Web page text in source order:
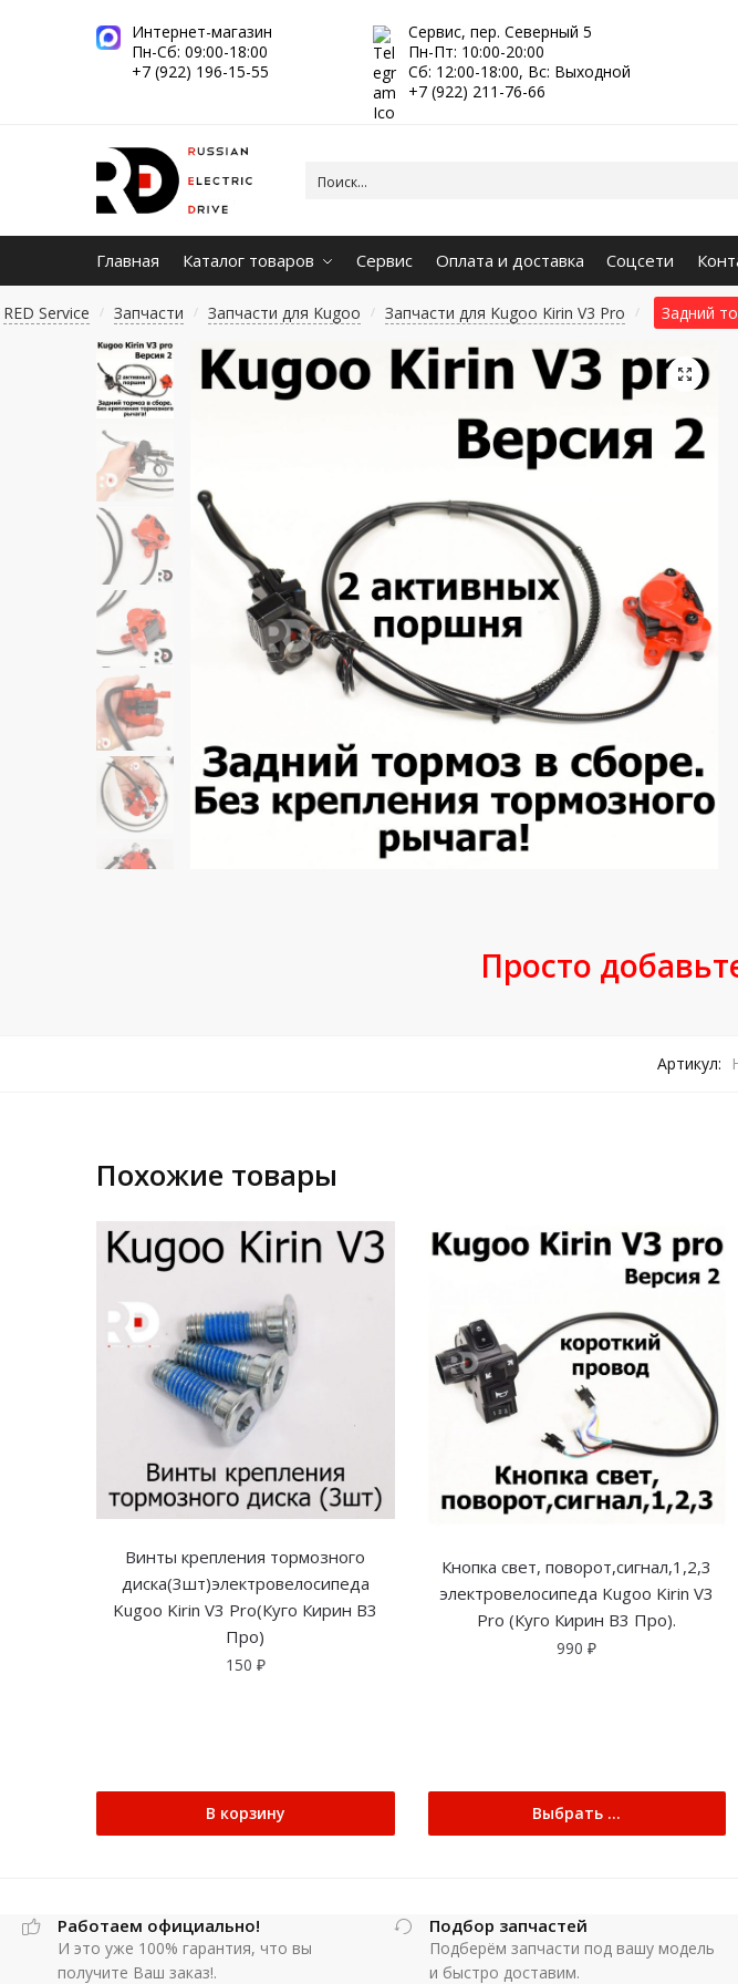
Интернет-магазин
Пн-Сб: 09:00-18:00
+7 (922) 196-15-55
Сервис, пер. Северный 5
Пн-Пт: 10:00-20:00
Сб: 12:00-18:00, Вс: Выходной
+7 (922) 211-76-66
Главная Каталог товаров Сервис Оплата и доставка Соцсети
RED Service / Запчасти / Запчасти для Kugoo / Запчасти для Kugoo Kirin V3 Pro / Задний
🔍
Просто
Артикул:
Похожие товары
Винты крепления тормозного
диска(3шт)электровелосипеда
Kugoo Kirin V3 Pro(Куго Кирин В3
Про)
150 ₽
В корзину
Кнопка свет, поворот,сигнал,1,2,3
электровелосипеда Kugoo Kirin V3
Pro (Куго Кирин В3 Про).
990₽
Выбрать ...
Работаем официально!
И это уже 100% гарантия, что вы
получите Ваш заказ!.
Подбор запчастей
Подберём запчасти под вашу модель
и быстро доставим.